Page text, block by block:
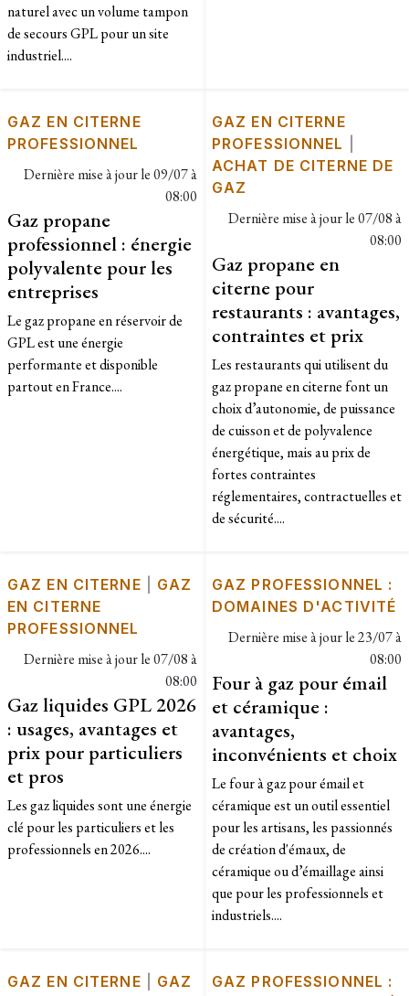
naturel avec un volume tampon
de secours GPL pour un site
industriel....
GAZ EN CITERNE
PROFESSIONNEL
Dernière mise à jour le09/07 à
08:00
Gaz propane
professionnel : énergie
polyvalente pour les
entreprises
Le gaz propane en réservoir de
GPL est une énergie
performante et disponible
partout en France....
GAZ EN CITERNE
PROFESSIONNEL
ACHAT DE CITERNE DE
GAZ
Dernière mise à jour le07/08 à
08:00
Gaz propane en
citerne pour
restaurants : avantages,
contraintes et prix
Les restaurants qui utilisent du
gaz propane en citerne font un
choix d’autonomie, de puissance
de cuisson et de polyvalence
énergétique, mais au prix de
fortes contraintes
réglementaires, contractuelles et
de sécurité....
GAZ EN CITERNE
GAZ
EN CITERNE
PROFESSIONNEL
Dernière mise à jour le07/08 à
08:00
Gaz liquides GPL 2026
: usages, avantages et
prix pour particuliers
et pros
Les gaz liquides sont une énergie
clé pour les particuliers et les
professionnels en 2026....
GAZ PROFESSIONNEL :
DOMAINES D'ACTIVITÉ
Dernière mise à jour le23/07 à
08:00
Four à gaz pour émail
et céramique :
avantages,
inconvénients et choix
Le four à gaz pour émail et
céramique est un outil essentiel
pour les artisans, les passionnés
de création d'émaux, de
céramique ou d’émaillage ainsi
que pour les professionnels et
industriels....
GAZ EN CITERNE
GAZ
GAZ PROFESSIONNEL :